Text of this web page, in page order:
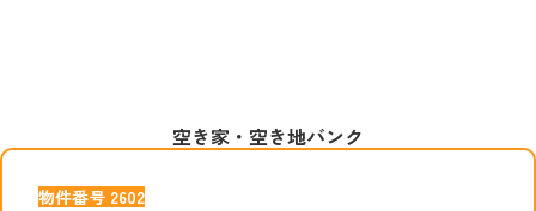
空き家・空き地バンク
物件番号 2602